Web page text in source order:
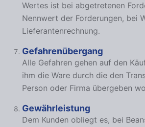
Wertes ist bei abgetretenen
Nennwert der Forderungen, bei
Lieferantenrechnung.
Gefahrenübergang
Alle Gefahren gehen auf den
ihm die Ware durch die den
Person oder Firma übergeben
Gewährleistung
Dem Kunden obliegt es, bei